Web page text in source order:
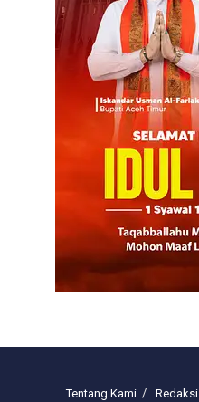
Tentang Kami Redaksi